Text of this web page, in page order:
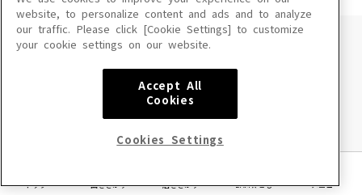
トップ 曲をさがす 店をさがす DAM★とも メニュー
カラオケNEWS
website, to personalize content and ads and to analyze
our traffic. Please click [Cookie Settings] to customize
your cookie settings on our website.
Accept All
Cookies
Cookies Settings